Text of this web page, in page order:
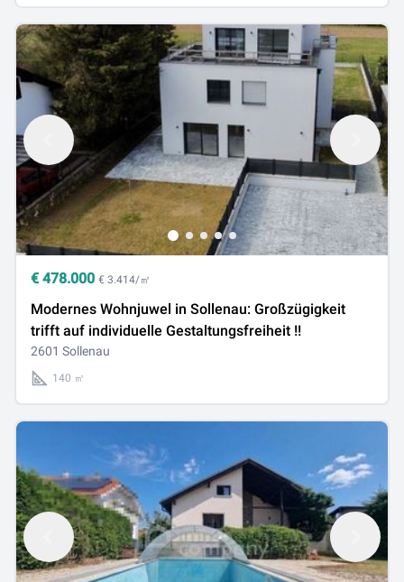
€ 478.000 € 3.414/㎡
Modernes Wohnjuwel in Sollenau: Großzügigkeit
trifft auf individuelle Gestaltungsfreiheit !!
2601 Sollenau
140 ㎡